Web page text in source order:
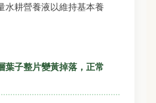
水耕營養液以維持基本養
葉子整片變黃掉落，正常